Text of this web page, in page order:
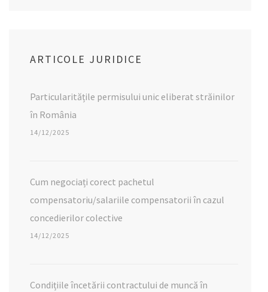
ARTICOLE JURIDICE
Particularitățile permisului unic eliberat străinilor
în România
14/12/2025
Cum negociați corect pachetul
compensatoriu/salariile compensatorii în cazul
concedierilor colective
14/12/2025
Condițiile încetării contractului de muncă în